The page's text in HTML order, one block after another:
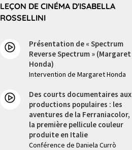
LEÇON DE CINÉMA D'ISABELLA
ROSSELLINI
Présentation de « Spectrum
Reverse Spectrum » (Margaret
Honda)
Intervention de Margaret Honda
Des courts documentaires aux
productions populaires : les
aventures de la Ferraniacolor,
la première pellicule couleur
produite en Italie
Conférence de Daniela Currò